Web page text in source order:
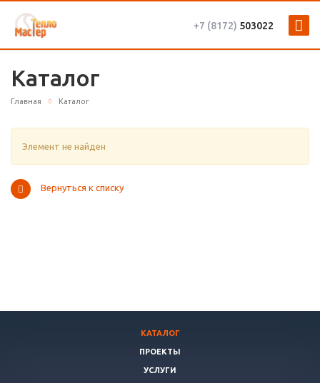
+7 (8172) 503022
Каталог
Главная Каталог
Элемент не найден
Вернуться к списку
КАТАЛОГ
ПРОЕКТЫ
УСЛУГИ